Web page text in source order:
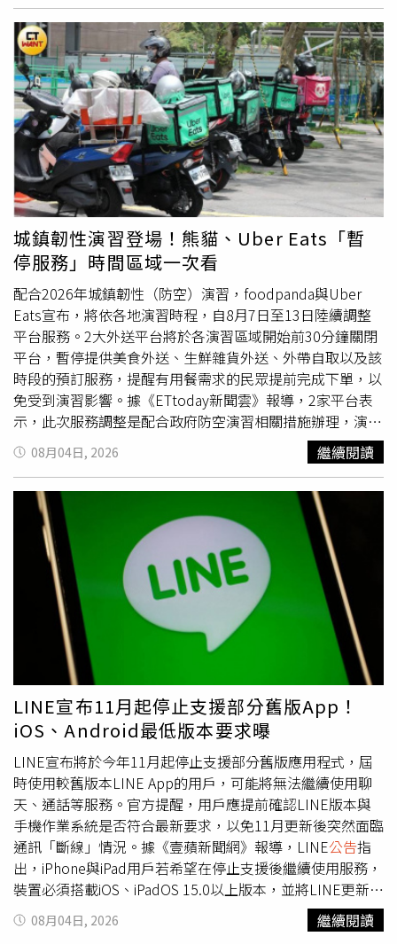
展，帶動晶片結構、材料應用與製程整合複雜度提升，也使
高階分析、驗證與檢測服務在研發及量產導入過程中的重要
性同步提高。汎銓長期深耕先進製程材料分析、AI晶片分析
平台及矽光子檢測技術，並提供客戶從研發驗證、失效分析
到製程優化等完整分析解決方案，持續強化其於半導體高階
分析服務市場的技術服務能力。在全球布局方面，汎銓持續
深化海外營運據點，繼南京、深圳營運據點後，上海營運廠
區規劃於8月中旬正式啟用，進一步強化大陸地區委案服
務，以提供更即時、更完整的高階材料分析技術支援。尤其
目前大陸地區主要聚焦高階製程材料分析(MA)業務，受惠於
AI及半導體設備開發需求快速成長，今年累計前7月大陸地
區營收較去年同期已呈倍數成長，隨著上海營運廠區加入，
有助於創造整體營運良好正面加分效果。隨著AI、高速光通
訊及先進製程技術正持續帶動全球半導體產業升級，汎銓持
續深化核心技術、擴大全球市場布局，同時積極推動矽光子
光損定位檢測技術相關布局，目前已完成台灣、美國、日本
及韓國等主要市場專利布局，戮力完善「分析服務、研發除
錯（Debug）設備銷售、量產產線設備合作開發、專利授
權」四大營運模式，以強化在矽光子檢測領域的技術平台價
值與高附加價值營運利基。
城鎮韌性演習登場！熊貓、Uber Eats「暫
停服務」時間區域一次看
配合2026年城鎮韌性（防空）演習，foodpanda與Uber
Eats宣布，將依各地演習時程，自8月7日至13日陸續調整
平台服務。2大外送平台將於各演習區域開始前30分鐘關閉
平台，暫停提供美食外送、生鮮雜貨外送、外帶自取以及該
時段的預訂服務，提醒有用餐需求的民眾提前完成下單，以
免受到演習影響。據《ETtoday新聞雲》報導，2家平台表
示，此次服務調整是配合政府防空演習相關措施辦理，演習
期間將暫停受影響區域的相關服務。不過，foodpanda與
Uber Eats恢復營運的時間並不相同，消費者下單前應留意
各平台公告，以掌握實際恢復服務時間。此外，2大平台也
提醒外送員配合演習期間的相關規範，遵守各項管制措施，
以維護自身安全及配合演習進行。若因演習導致餐點配送時
間延後，也盼消費者能夠理解與體諒。Uber Eats演習期間
暫停服務的時間及區域：8月7日（五）09:30至10:15：台南
市、高雄市、屏東縣8月10日（一）14:00至14:45：苗栗
縣、台中市、南投縣、彰化縣、雲林縣、嘉義市、嘉義縣8
月11日（二）13:00至13:45：金門縣、連江縣、澎湖縣8月
12日（三）13:00至13:45：花蓮縣、台東縣8月13日（四）
14:00至14:45：宜蘭縣、基隆市、台北市、新北市、桃園
市、新竹市、新竹縣foodpanda演習期間暫停服務的時間及
區域：8月7日（五）09:30至10:30：台南市、高雄市、屏東
縣8月10日（一） 14:00至15:00：台中市、苗栗縣、彰化
縣、南投縣、雲林縣、嘉義縣、嘉義市8月11日（二）
13:00至14:00：金門縣、澎湖縣8月12日（三）13:00至
14:00：花蓮縣、台東縣8月13日（四）14:00至15:00：宜
蘭縣、基隆市、台北市、新北市、桃園市、新竹市、新竹縣
08月04日, 2026 繼續閱讀
LINE宣布11月起停止支援部分舊版App！
iOS、Android最低版本要求曝
LINE宣布將於今年11月起停止支援部分舊版應用程式，屆
時使用較舊版本LINE App的用戶，可能將無法繼續使用聊
天、通話等服務。官方提醒，用戶應提前確認LINE版本與
手機作業系統是否符合最新要求，以免11月更新後突然面臨
通訊「斷線」情況。據《壹蘋新聞網》報導，LINE公告指
出，iPhone與iPad用戶若希望在停止支援後繼續使用服務，
裝置必須搭載iOS、iPadOS 15.0以上版本，並將LINE更新至
14.6.3以上版本；Android手機用戶則需使用Android 8.0以
上系統，同時LINE版本須達到14.4.6以上。LINE表示，若
08月04日, 2026 繼續閱讀